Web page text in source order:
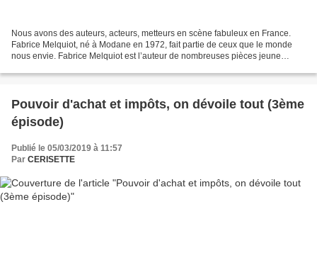
Nous avons des auteurs, acteurs, metteurs en scène fabuleux en France.
Fabrice Melquiot, né à Modane en 1972, fait partie de ceux que le monde
nous envie. Fabrice Melquiot est l’auteur de nombreuses pièces jeune
Pouvoir d'achat et impôts, on dévoile tout (3ème
épisode)
Publié le 05/03/2019 à 11:57
Par CERISETTE